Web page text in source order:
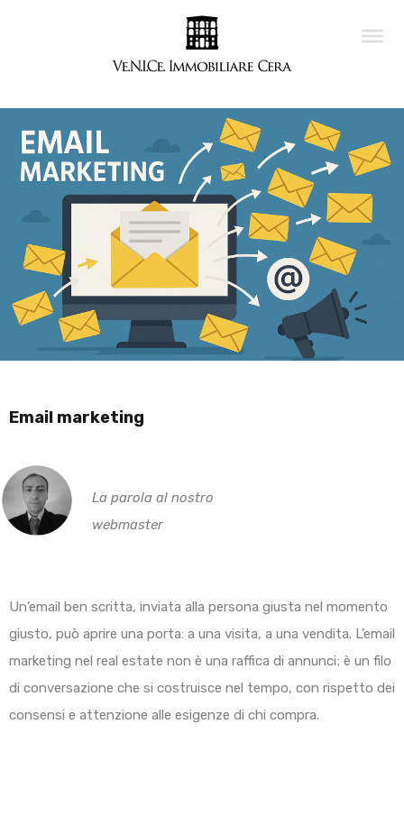
Email marketing
La parola al nostro
webmaster
Un’email ben scritta, inviata alla persona giusta nel momento
giusto, può aprire una porta: a una visita, a una vendita. L’email
marketing nel real estate non è una raffica di annunci; è un filo
di conversazione che si costruisce nel tempo, con rispetto dei
consensi e attenzione alle esigenze di chi compra.